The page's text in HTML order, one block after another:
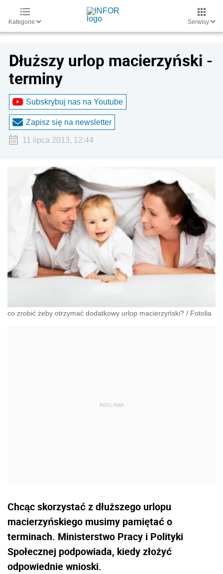
Kategorie Serwisy
Dłuższy urlop macierzyński -
terminy
Subskrybuj nas na Youtube
Zapisz się na newsletter
11 lipca 2013, 12:44
co zrobić żeby otrzymać dodatkowy urlop macierzyński? / Fotolia
Chcąc skorzystać z dłuższego urlopu
macierzyńskiego musimy pamiętać o
terminach. Ministerstwo Pracy i Polityki
Społecznej podpowiada, kiedy złożyć
odpowiednie wnioski.